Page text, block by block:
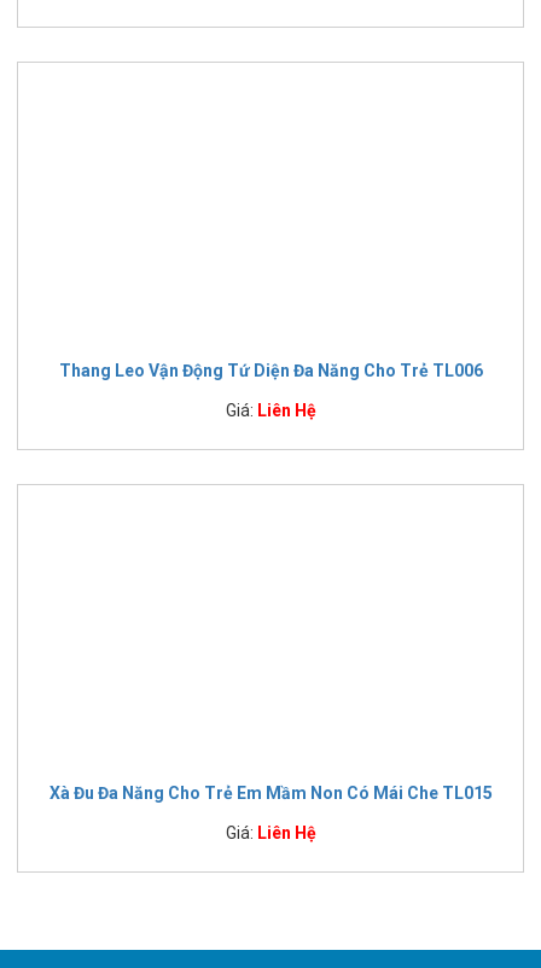
Thang Leo Vận Động Tứ Diện Đa Năng Cho Trẻ TL006
Giá: Liên Hệ
Xà Đu Đa Năng Cho Trẻ Em Mầm Non Có Mái Che TL015
Giá: Liên Hệ